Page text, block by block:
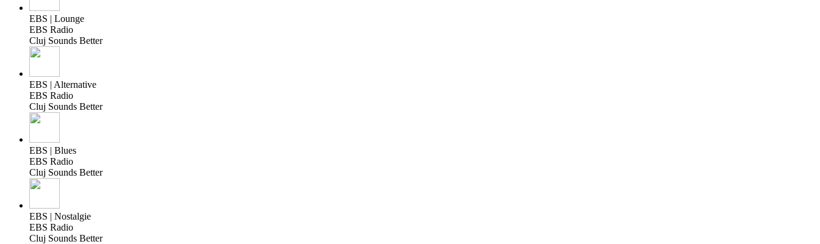
EBS | Lounge
EBS Radio
Cluj Sounds Better
EBS | Alternative
EBS Radio
Cluj Sounds Better
EBS | Blues
EBS Radio
Cluj Sounds Better
EBS | Nostalgie
EBS Radio
Cluj Sounds Better